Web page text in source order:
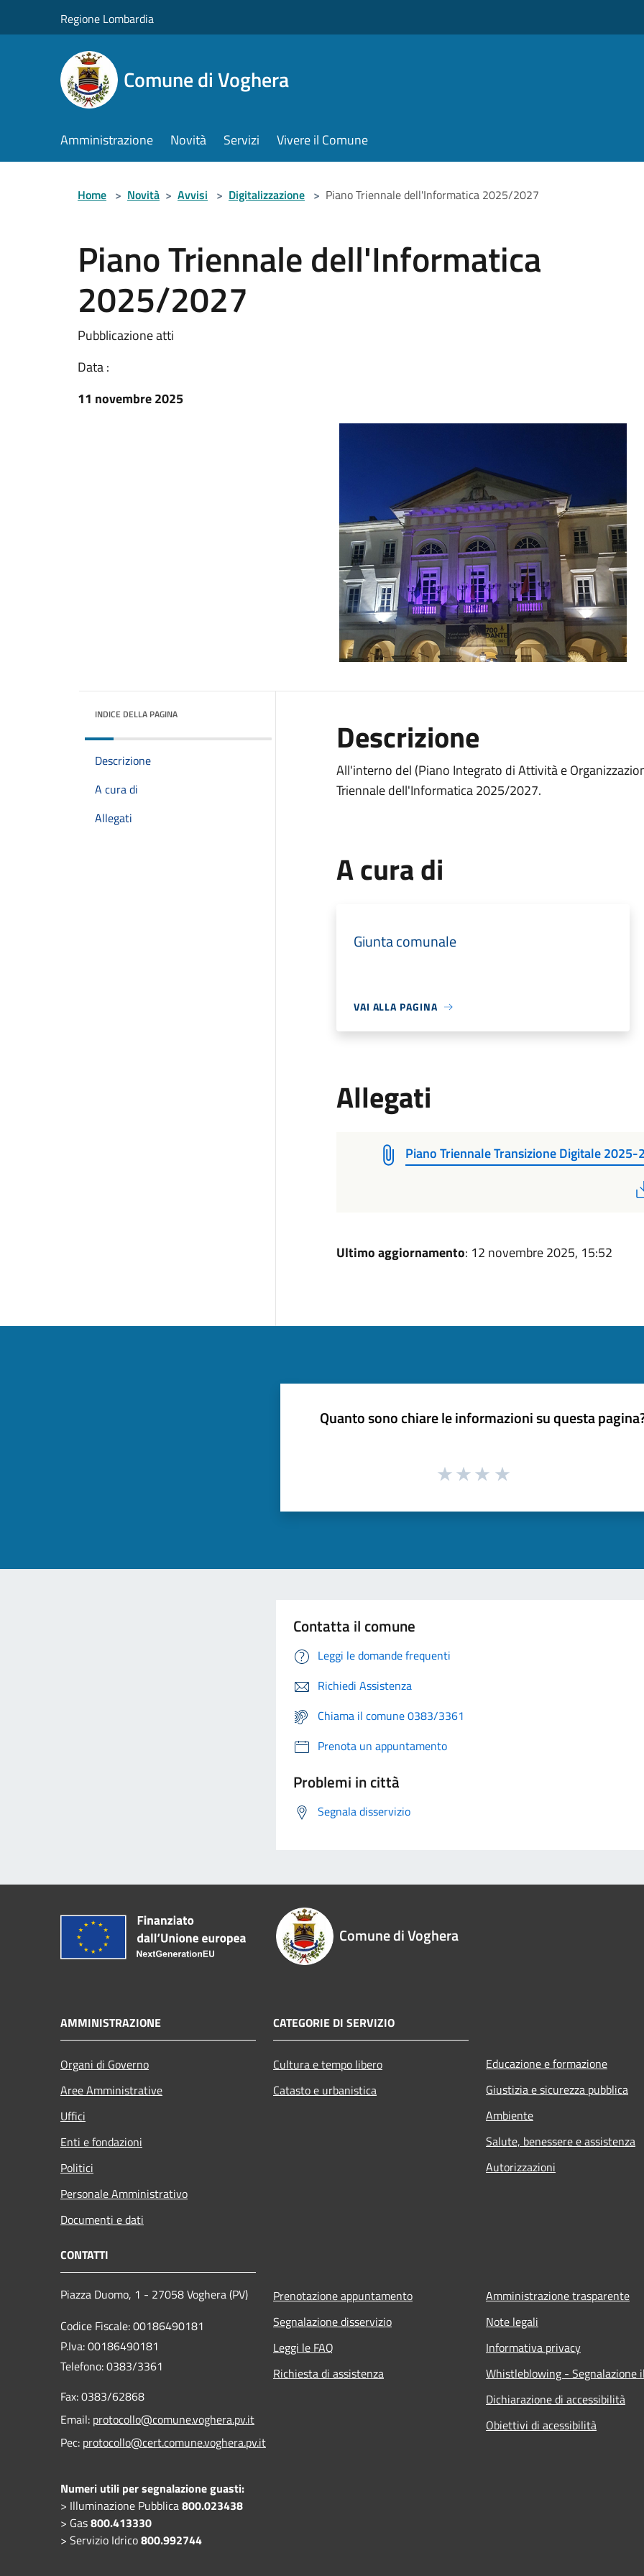
Regione Lombardia
Comune di Voghera
Amministrazione Novità Servizi Vivere il Comune
Home > Novità > Avvisi > Digitalizzazione > Piano Triennale dell'Informatica 2025/2027
Piano Triennale dell'Informatica
2025/2027
Pubblicazione atti
Data :
11 novembre 2025
INDICE DELLA PAGINA
Descrizione
A cura di
Allegati
Descrizione
All'interno del (Piano Integrato di Attività e
Triennale dell'Informatica 2025/2027.
A cura di
Giunta comunale
VAI ALLA PAGINA
Allegati
Piano Triennale Transizione Digitale 2025-
Ultimo aggiornamento: 12 novembre 2025, 15:52
Quanto sono chiare le informazioni su questa
Contatta il comune
Leggi le domande frequenti
Richiedi Assistenza
Chiama il comune 0383/3361
Prenota un appuntamento
Problemi in città
Segnala disservizio
Comune di Voghera
AMMINISTRAZIONE
Organi di Governo
Aree Amministrative
Uffici
Enti e fondazioni
Politici
Personale Amministrativo
Documenti e dati
CATEGORIE DI SERVIZIO
Cultura e tempo libero
Catasto e urbanistica
Educazione e formazione
Giustizia e sicurezza pubblica
Ambiente
Salute, benessere e assistenza
Autorizzazioni
CONTATTI
Piazza Duomo, 1 - 27058 Voghera (PV)
Codice Fiscale: 00186490181
P.Iva: 00186490181
Telefono:0383/3361
Fax:0383/62868
Email: protocollo@comune.voghera.pv.it
Pec: protocollo@cert.comune.voghera.pv.it
Numeri utili per segnalazione guasti:
> Illuminazione Pubblica800.023438
> Gas800.413330
> Servizio Idrico800.992744
Prenotazione appuntamento
Segnalazione disservizio
Leggi le FAQ
Richiesta di assistenza
Amministrazione trasparente
Note legali
Informativa privacy
Whistleblowing - Segnalazione
Dichiarazione di accessibilità
Obiettivi di acessibilità